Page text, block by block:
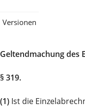
Versionen
Geltendmachung des
§ 319.
(1) Ist die